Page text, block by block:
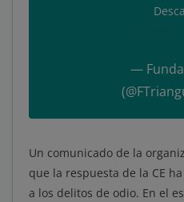
—
Un comunicado de la
que la respuesta de la CE
a los delitos de odio. En el